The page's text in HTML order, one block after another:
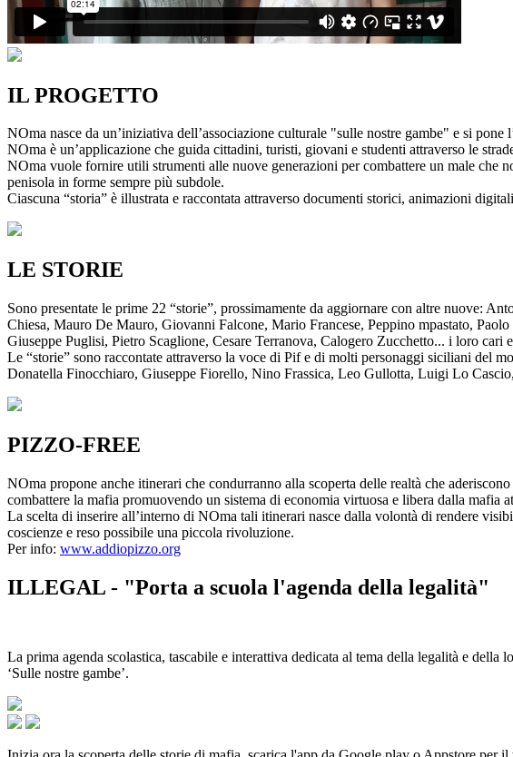
IL PROGETTO
NOma nasce da un’iniziativa dell’associazione culturale "sulle nostre gambe" e si
NOma è un’applicazione che guida cittadini, turisti, giovani e studenti attraverso le
NOma vuole fornire utili strumenti alle nuove generazioni per combattere un male che
penisola in forme sempre più subdole.
Ciascuna “storia” è illustrata e raccontata attraverso documenti storici, animazioni
LE STORIE
Sono presentate le prime 22 “storie”, prossimamente da aggiornare con altre nuove:
Chiesa, Mauro De Mauro, Giovanni Falcone, Mario Francese, Peppino mpastato,
Giuseppe Puglisi, Pietro Scaglione, Cesare Terranova, Calogero Zucchetto... i loro cari
Le “storie” sono raccontate attraverso la voce di Pif e di molti personaggi siciliani del
Donatella Finocchiaro, Giuseppe Fiorello, Nino Frassica, Leo Gullotta, Luigi Lo
PIZZO-FREE
NOma propone anche itinerari che condurranno alla scoperta delle realtà che
combattere la mafia promuovendo un sistema di economia virtuosa e libera dalla mafia
La scelta di inserire all’interno di NOma tali itinerari nasce dalla volontà di rendere
coscienze e reso possibile una piccola rivoluzione.
Per info: www.addiopizzo.org
ILLEGAL - "Porta a scuola l'agenda della legalità"
La prima agenda scolastica, tascabile e interattiva dedicata al tema della legalità e
‘Sulle nostre gambe’.